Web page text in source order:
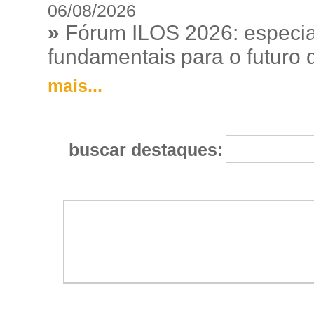
06/08/2026
» Fórum ILOS 2026:
fundamentais para o futuro
mais...
buscar destaques: